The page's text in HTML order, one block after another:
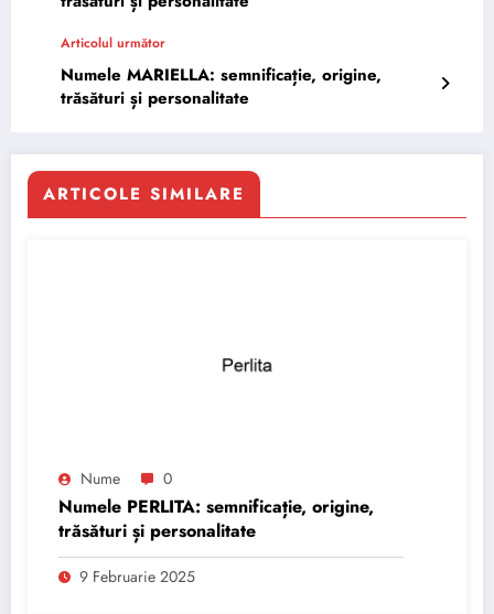
Articolul următor
Numele MARIELLA: semnificație, origine,
trăsături și personalitate
ARTICOLE SIMILARE
Nume 0
Numele PERLITA: semnificație, origine,
trăsături și personalitate
9 Februarie 2025